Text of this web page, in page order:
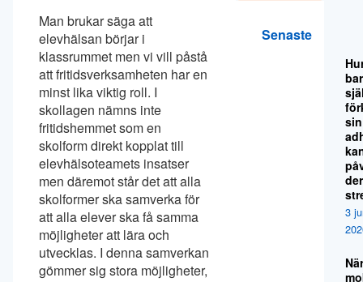
Man brukar säga att
elevhälsan börjar i
klassrummet men vi vill påstå
att fritidsverksamheten har en
minst lika viktig roll. I
skollagen nämns inte
fritidshemmet som en
skolform direkt kopplat till
elevhälsoteamets insatser
men däremot står det att alla
skolformer ska samverka för
att alla elever ska få samma
möjligheter att lära och
utvecklas. I denna samverkan
gömmer sig stora möjligheter,
Senaste
sin
3
När